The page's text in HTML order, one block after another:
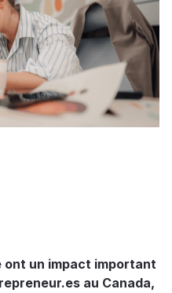
ont un impact important
au Canada,